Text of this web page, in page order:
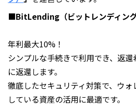
■BitLending（ビットレンディン
年利最大10%！
シンプルな手続きで利用でき、返
に返還します。
徹底したセキュリティ対策で、ウ
している資産の活用に最適です。